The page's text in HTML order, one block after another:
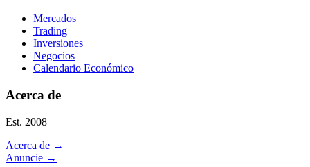
Mercados
Trading
Inversiones
Negocios
Calendario Económico
Acerca de
Est. 2008
Acerca de →
Anuncie →